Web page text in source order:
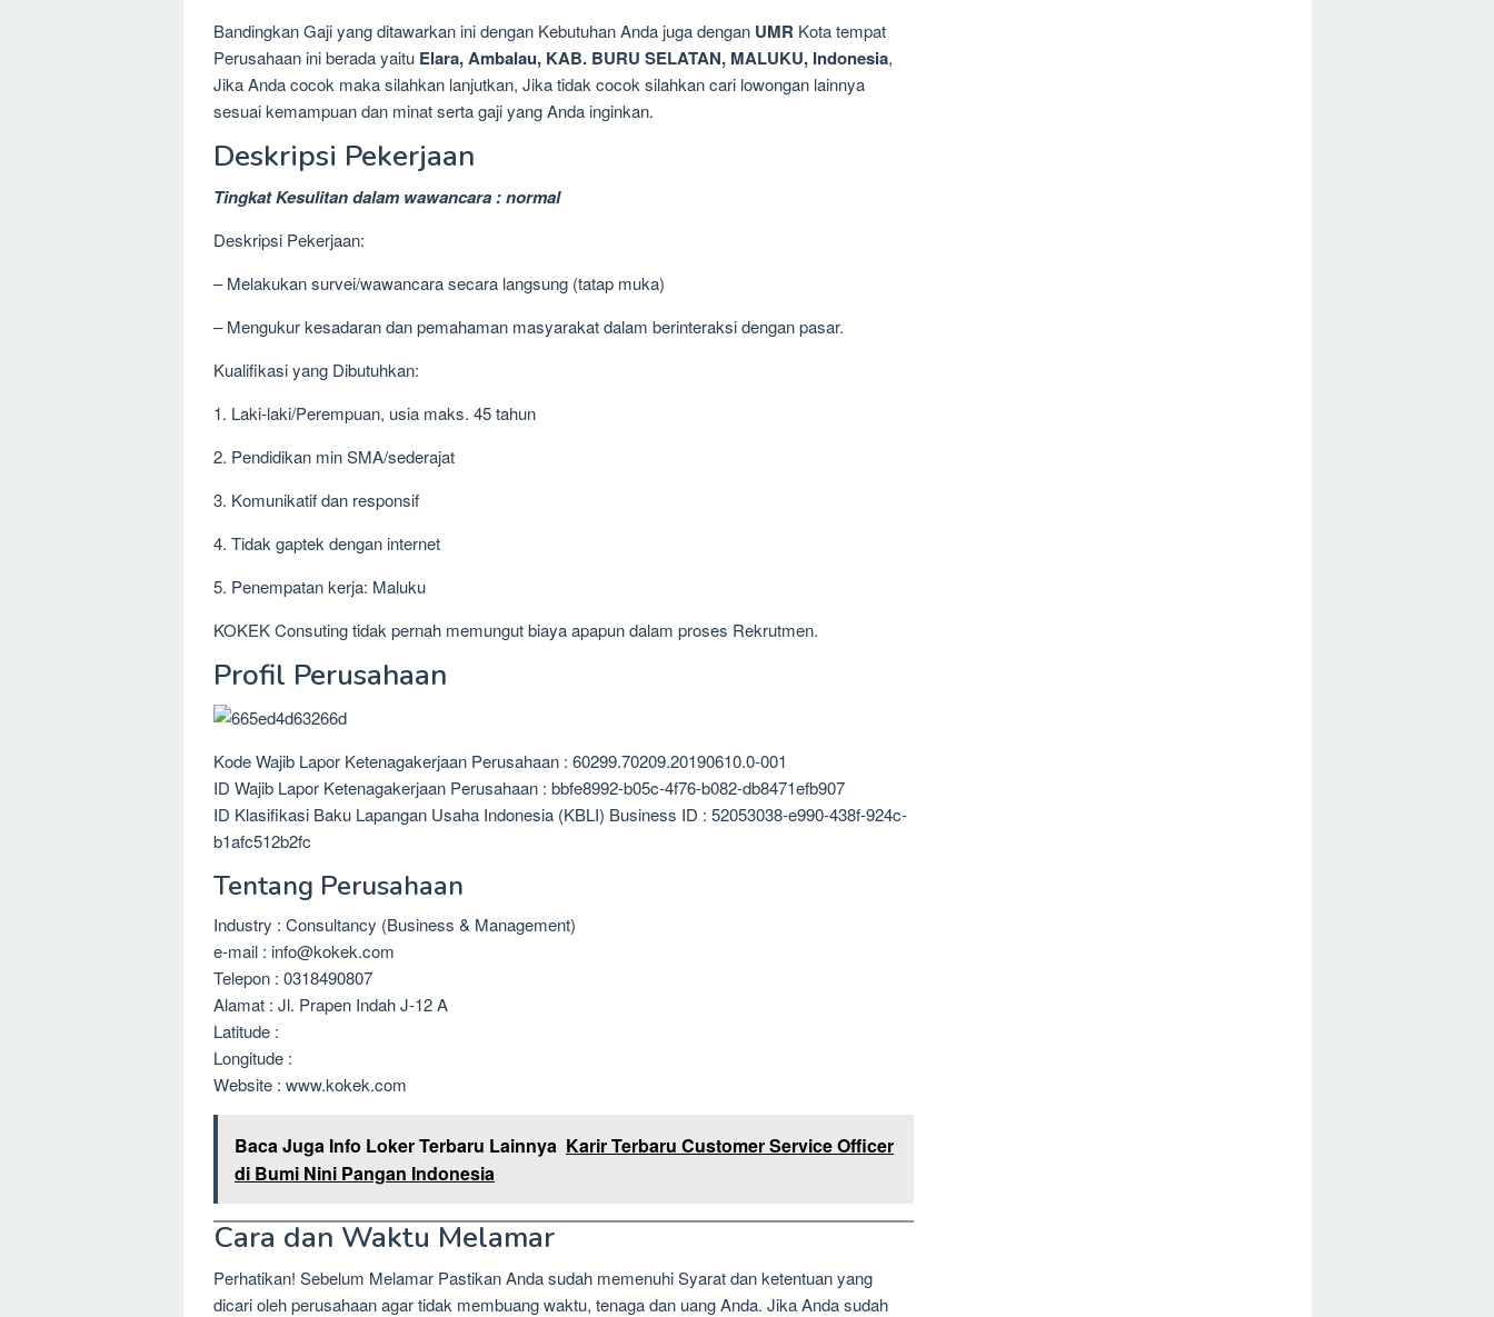
Bandingkan Gaji yang ditawarkan ini dengan Kebutuhan Anda juga dengan UMR Kota tempat
Perusahaan ini berada yaitu Elara, Ambalau, KAB. BURU SELATAN, MALUKU, Indonesia,
Jika Anda cocok maka silahkan lanjutkan, Jika tidak cocok silahkan cari lowongan lainnya
sesuai kemampuan dan minat serta gaji yang Anda inginkan.
Deskripsi Pekerjaan
Tingkat Kesulitan dalam wawancara : normal
Deskripsi Pekerjaan:
– Melakukan survei/wawancara secara langsung (tatap muka)
– Mengukur kesadaran dan pemahaman masyarakat dalam berinteraksi dengan pasar.
Kualifikasi yang Dibutuhkan:
1. Laki-laki/Perempuan, usia maks. 45 tahun
2. Pendidikan min SMA/sederajat
3. Komunikatif dan responsif
4. Tidak gaptek dengan internet
5. Penempatan kerja: Maluku
KOKEK Consuting tidak pernah memungut biaya apapun dalam proses Rekrutmen.
Profil Perusahaan
Kode Wajib Lapor Ketenagakerjaan Perusahaan : 60299.70209.20190610.0-001
ID Wajib Lapor Ketenagakerjaan Perusahaan : bbfe8992-b05c-4f76-b082-db8471efb907
ID Klasifikasi Baku Lapangan Usaha Indonesia (KBLI) Business ID : 52053038-e990-438f-924c-
b1afc512b2fc
Tentang Perusahaan
Industry : Consultancy (Business & Management)
e-mail : info@kokek.com
Telepon : 0318490807
Alamat : Jl. Prapen Indah J-12 A
Latitude :
Longitude :
Website : www.kokek.com
Baca Juga Info Loker Terbaru Lainnya Karir Terbaru Customer Service Officer
di Bumi Nini Pangan Indonesia
Cara dan Waktu Melamar
Perhatikan! Sebelum Melamar Pastikan Anda sudah memenuhi Syarat dan ketentuan yang
dicari oleh perusahaan agar tidak membuang waktu, tenaga dan uang Anda. Jika Anda sudah